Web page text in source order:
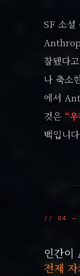
SF 소
찰됐다
나 축소
에서
것은 “
백입니
// 04 —
인간이
전제